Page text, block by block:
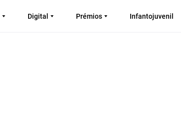
Digital Prémios Infantojuvenil